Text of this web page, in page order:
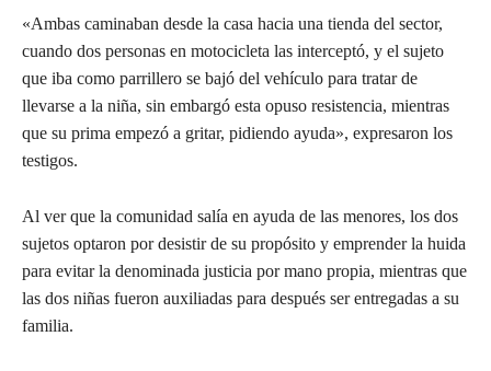
«Ambas caminaban desde la casa hacia una tienda del sector,
cuando dos personas en motocicleta las interceptó, y el sujeto
que iba como parrillero se bajó del vehículo para tratar de
llevarse a la niña, sin embargó esta opuso resistencia, mientras
que su prima empezó a gritar, pidiendo ayuda», expresaron los
testigos.
Al ver que la comunidad salía en ayuda de las menores, los dos
sujetos optaron por desistir de su propósito y emprender la huida
para evitar la denominada justicia por mano propia, mientras que
las dos niñas fueron auxiliadas para después ser entregadas a su
familia.